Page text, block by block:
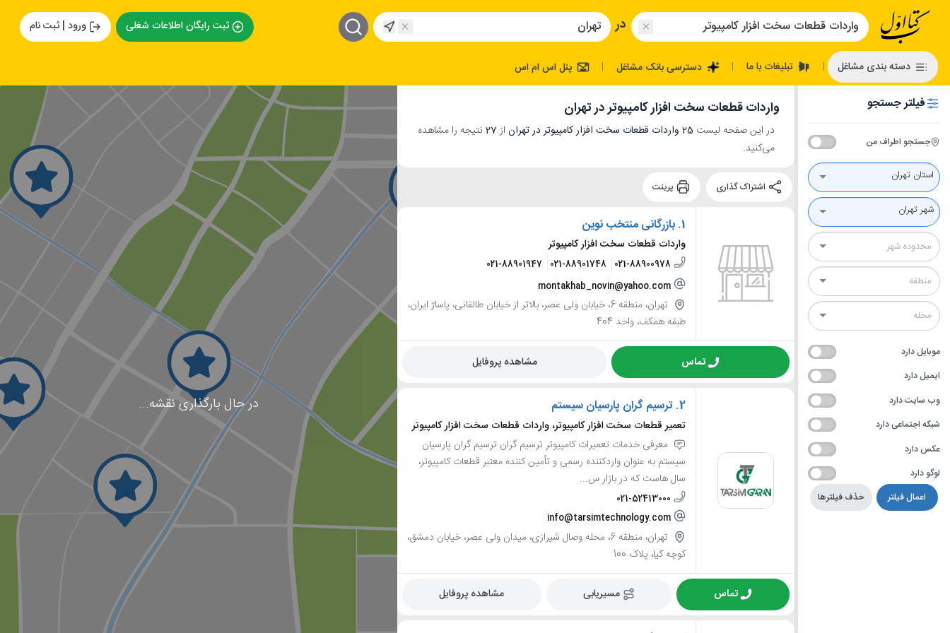
در ثبت رایگان اطلاعات شغلی ورود | ثبت نام
دسته بندی مشاغل | تبلیغات با ما | دسترسی بانک مشاغل | پنل اس ام اس
فیلتر جستجو
جستجو اطراف من
استان تهران
شهر تهران
موبایل دارد
ایمیل دارد
وب سایت دارد
شبکه اجتماعی دارد
عکس دارد
لوگو دارد
حذف فیلترها
اعمال فیلتر
واردات قطعات سخت افزار کامپیوتر در تهران
در این صفحه لیست 25 واردات قطعات سخت افزار کامپیوتر در تهران از 27 نتیجه را مشاهده
می‌کنید.
1. بازرگانی منتخب نوین
واردات قطعات سخت افزار کامپیوتر
021-88900978
021-88901748
021-88901947
montakhab_novin@yahoo.com
تهران، منطقه 6، خیابان ولی عصر، بالاتر از خیابان طالقانی، پاساژ ایران،
طبقه همکف، واحد 404
تماس مشاهده پروفایل
2. ترسیم گران پارسیان سیستم
تعمیر قطعات سخت افزار کامپیوتر، واردات قطعات سخت افزار کامپیوتر
معرفی خدمات تعمیرات کامپیوتر ترسیم گران ترسیم گران پارسیان
سیستم به عنوان واردکننده رسمی و تأمین کننده معتبر قطعات کامپیوتر،
سال هاست که در بازار س...
021-52413000
info@tarsimtechnology.com
تهران، منطقه 6، محله وصال شیرازی، میدان ولی عصر، خیابان دمشق،
کوچه کیا، پلاک 100
تماس مسیریابی مشاهده پروفایل
در حال بارگذاری نقشه...